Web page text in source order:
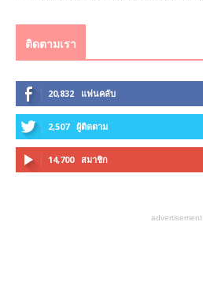
ติดตามเรา
20,832 แฟนคลับ
2,507 ผู้ติดตาม
14,700 สมาชิก
advertisement